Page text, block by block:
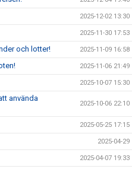
2025-12-02 13:30
2025-11-30 17:53
och lotter! 2025-11-09 16:58
2025-11-06 21:49
2025-10-07 15:30
använda
2025-10-06 22:10
2025-05-25 17:15
2025-04-29
2025-04-07 19:33